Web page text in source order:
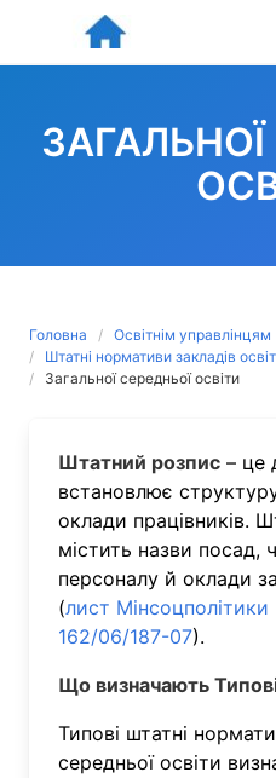
content
Головна
Освітнім управлінцям
Штатні нормативи закладів
Загальної середньої освіти
Штатний розпис – це
встановлює
оклади працівників.
містить назви посад,
персоналу й оклади
(лист
162/06/187-07).
Що визначають
Типові штатні
середньої освіти